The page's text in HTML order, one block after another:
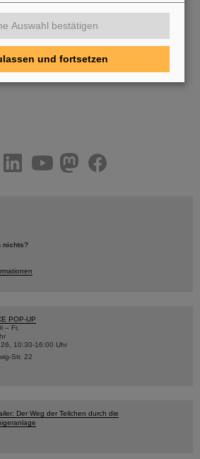
Materialforschung
5 6 7 8 9 10 11
facebook
nichts?
POP-UP
– Fr,
10:30-16:00 Uhr
Str. 22
Der Weg der Teilchen durch die
Auswahl bestätigen
und fortsetzen